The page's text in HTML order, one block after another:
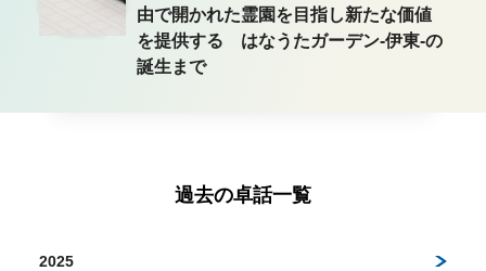
由で開かれた霊園を目指し新たな価値
を提供する はなうたガーデン-伊東-の
誕生まで
過去の卓話一覧
2025